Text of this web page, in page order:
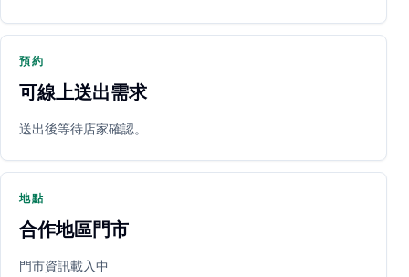
立即預約 開啟地圖 其他店家
預約
可線上送出需求
送出後等待店家確認。
地點
合作地區門市
門市資訊載入中